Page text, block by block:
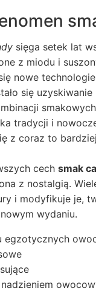
sięga setek lat
z miodu i
nowe
się uzyskiwanie
tradycji i
z coraz to
cech smak
z nostalgią.
i modyfikuje je,
wydaniu.
egzotycznych